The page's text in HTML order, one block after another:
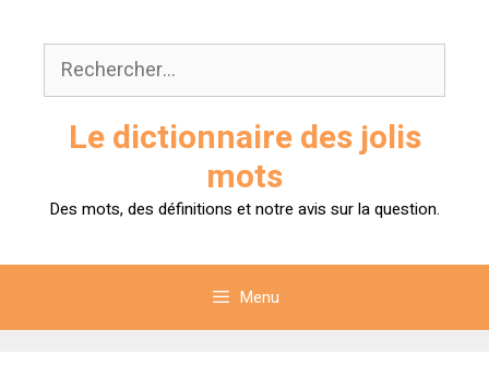
contenu
Rechercher :
Le dictionnaire des jolis
mots
Des mots, des définitions et notre avis sur la question.
Menu